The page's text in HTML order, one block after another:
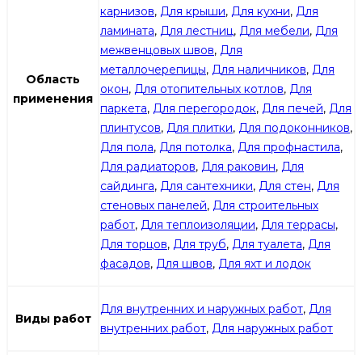
Область
применения
карнизов, Для крыши, Для кухни, Для
ламината, Для лестниц, Для мебели, Для
межвенцовых швов, Для
металлочерепицы, Для наличников, Для
окон, Для отопительных котлов, Для
паркета, Для перегородок, Для печей, Для
плинтусов, Для плитки, Для подоконников,
Для пола, Для потолка, Для профнастила,
Для радиаторов, Для раковин, Для
сайдинга, Для сантехники, Для стен, Для
стеновых панелей, Для строительных
работ, Для теплоизоляции, Для террасы,
Для торцов, Для труб, Для туалета, Для
фасадов, Для швов, Для яхт и лодок
Виды работ
Для внутренних и наружных работ, Для
внутренних работ, Для наружных работ